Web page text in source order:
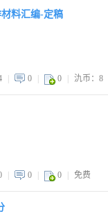
料汇编-定稿
0 0 氿币：8
0 0 免费